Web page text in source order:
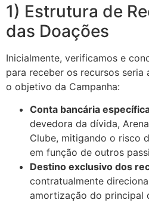
1) Estrutura de
das Doações
Inicialmente, verificamos e
para receber os recursos seria
o objetivo da Campanha:
Conta bancária
devedora da dívida,
Clube, mitigando o risco
em função de outros
Destino exclusivo dos
contratualmente
amortização do principal